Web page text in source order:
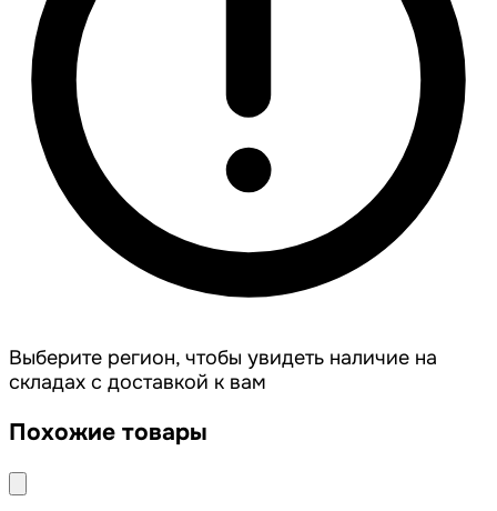
Выберите регион, чтобы увидеть наличие на
складах с доставкой к вам
Похожие товары